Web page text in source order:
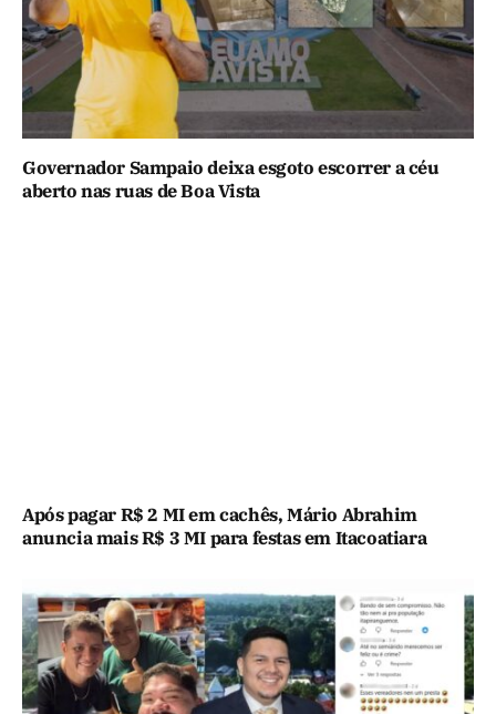
Governador Sampaio deixa esgoto escorrer a céu
aberto nas ruas de Boa Vista
Após pagar R$ 2 MI em cachês, Mário Abrahim
anuncia mais R$ 3 MI para festas em Itacoatiara